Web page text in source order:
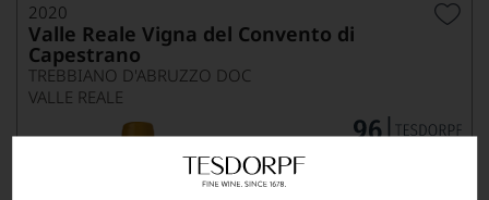
2020
Valle Reale Vigna del Convento di
Capestrano
TREBBIANO D'ABRUZZO DOC
VALLE REALE